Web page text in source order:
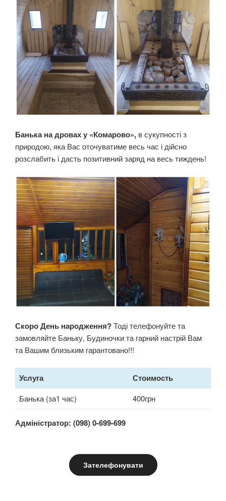
Банька на дровах у «Комарово», в сукупності з
природою, яка Вас оточуватиме весь час і дійсно
розслабить і дасть позитивний заряд на весь тиждень!
Скоро День народження?Тоді телефонуйте та
замовляйте Баньку, Будиночки та гарний настрій Вам
та Вашим близьким гарантовано!!!
Услуга Стоимость
Банька (за1 час) 400грн
Адміністратор: (098) 0-699-699
Зателефонувати